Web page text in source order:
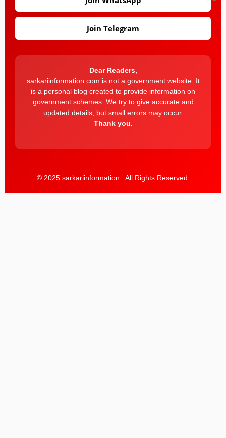
Join Telegram
Dear Readers,
sarkariinformation.com is not a government website. It
is a personal blog created to provide information on
government schemes. We try to give accurate and
updated details, but small errors may occur.
Thank you.
© 2025 sarkariinformation . All Rights Reserved.